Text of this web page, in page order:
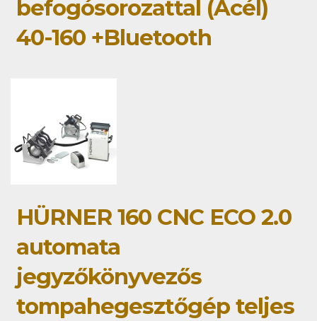
befogósorozattal (Acél)
40-160 +Bluetooth
HÜRNER 160 CNC ECO 2.0
automata
jegyzőkönyvezős
tompahegesztőgép teljes